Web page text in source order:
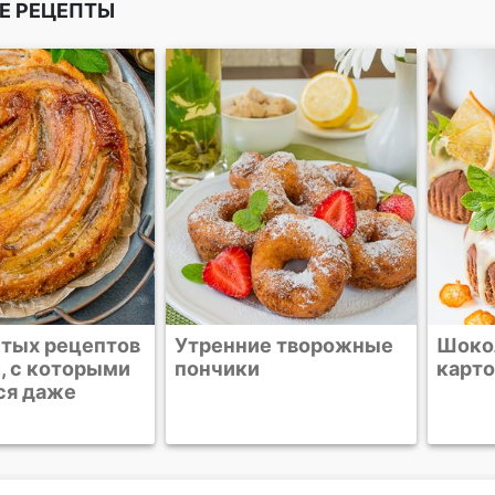
РЕЦЕПТЫ
творожные
Шоколадно-
картофельные кексы
соде